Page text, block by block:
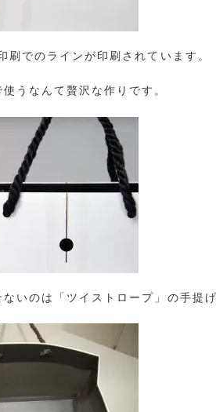
刷でのラインが印刷されています。
うなんて贅沢な作りです。
いのは「ツイストロープ」の手提げ